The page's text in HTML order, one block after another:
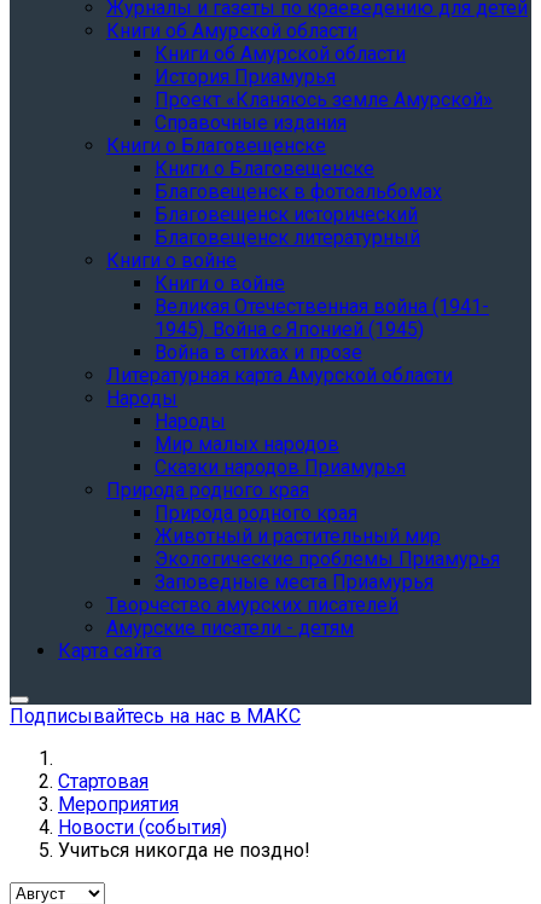
Журналы и газеты по краеведению для детей
Книги об Амурской области
Книги об Амурской области
История Приамурья
Проект «Кланяюсь земле Амурской»
Справочные издания
Книги о Благовещенске
Книги о Благовещенске
Благовещенск в фотоальбомах
Благовещенск исторический
Благовещенск литературный
Книги о войне
Книги о войне
Великая Отечественная война (1941-
1945). Война с Японией (1945)
Война в стихах и прозе
Литературная карта Амурской области
Народы
Народы
Мир малых народов
Сказки народов Приамурья
Природа родного края
Природа родного края
Животный и растительный мир
Экологические проблемы Приамурья
Заповедные места Приамурья
Творчество амурских писателей
Амурские писатели - детям
Карта сайта
Подписывайтесь на нас в МАКС
Стартовая
Мероприятия
Новости (события)
Учиться никогда не поздно!